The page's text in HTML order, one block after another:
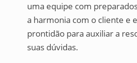
uma equipe com
a harmonia com o cliente e
prontidão para auxiliar a
suas dúvidas.